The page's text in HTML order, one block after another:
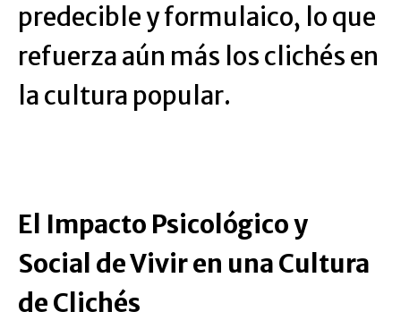
predecible y formulaico, lo que
refuerza aún más los clichés en
la cultura popular.
El Impacto Psicológico y
Social de Vivir en una Cultura
de Clichés